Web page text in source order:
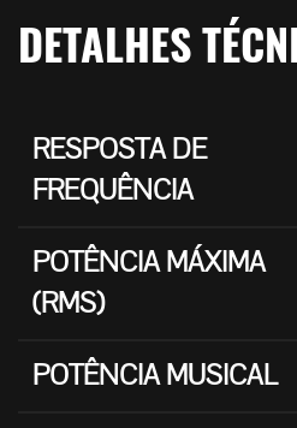
DETALHES
RESPOSTA DE
FREQUÊNCIA
POTÊNCIA MÁXIMA
(RMS)
POTÊNCIA MUSICAL